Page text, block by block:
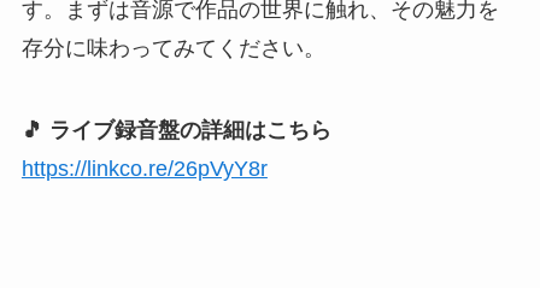
す。まずは音源で作品の世界に触れ、その魅力を
存分に味わってみてください。
🎵 ライブ録音盤の詳細はこちら
https://linkco.re/26pVyY8r